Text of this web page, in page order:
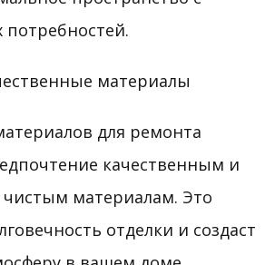
материалы
для ремонта
качественным и
чистым материалам. Это
отделки и создаст